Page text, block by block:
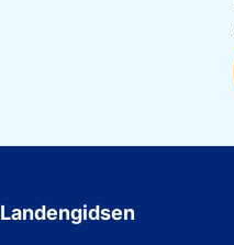
Landengidsen